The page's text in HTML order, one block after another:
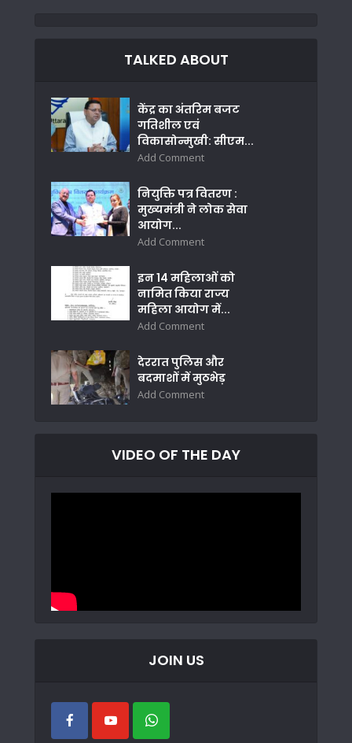
TALKED ABOUT
केंद्र का अंतरिम बजट
गतिशील एवं
विकासोन्मुखी: सीएम...
Add Comment
नियुक्ति पत्र वितरण :
मुख्यमंत्री ने लोक सेवा
आयोग...
Add Comment
इन 14 महिलाओं को
नामित किया राज्य
महिला आयोग में...
Add Comment
देररात पुलिस और
बदमाशों में मुठभेड़
Add Comment
VIDEO OF THE DAY
JOIN US